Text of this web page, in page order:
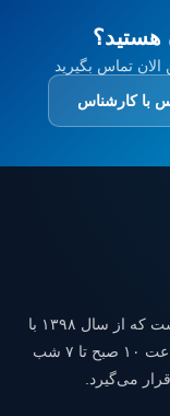
هستید؟
تماس بگیرید
با کارشناس
دوتز یک موسسه تحقیقاتی و آموزشی معتبر است که از سال ۱۳۹۸ با
حضور اساتید برتر و تیم متخصص، روزانه از ساعت ۱۰ صبح تا ۷ شب
می‌گیرد.